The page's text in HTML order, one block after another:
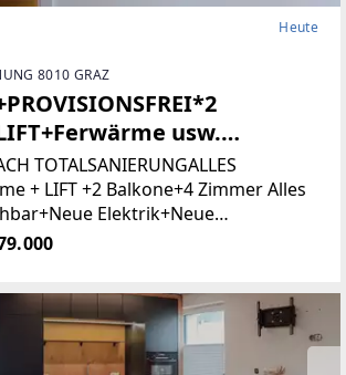
Heute
8010 GRAZ
usw.
TOTALSANIERUNGALLES
+ LIFT +2 Balkone+4 Zimmer Alles
Elektrik+Neue
Parkett+Neue